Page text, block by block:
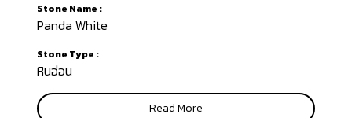
Stone Name :
Panda White
Stone Type :
หินอ่อน
Read More